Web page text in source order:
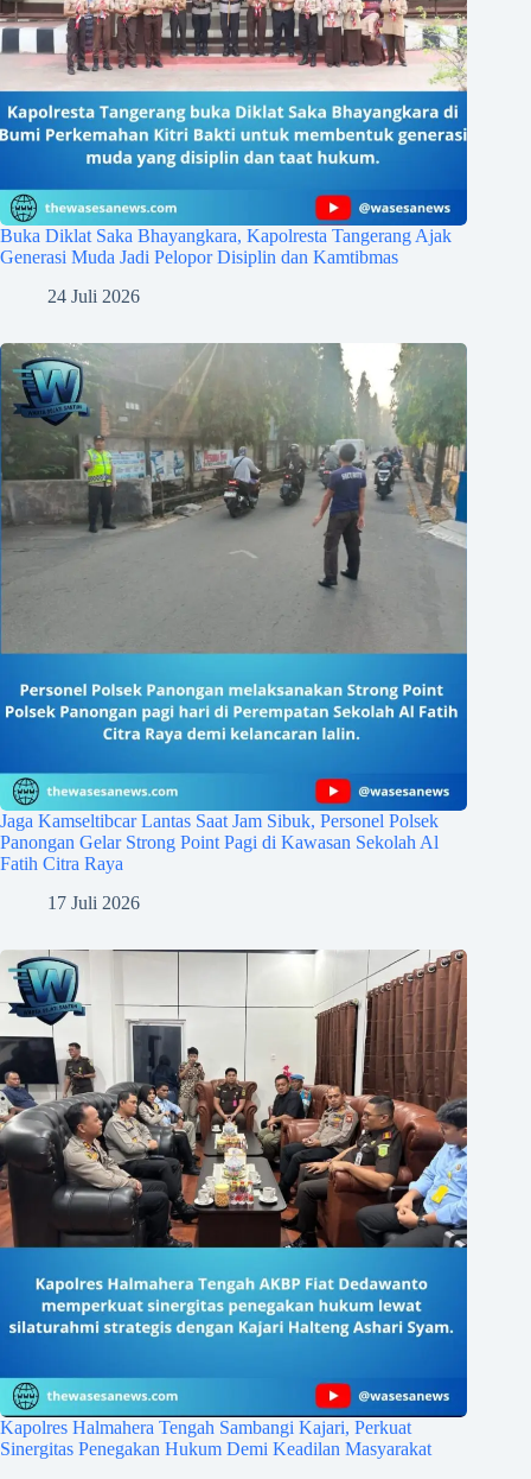
Buka Diklat Saka Bhayangkara, Kapolresta Tangerang Ajak
Generasi Muda Jadi Pelopor Disiplin dan Kamtibmas
24 Juli 2026
Jaga Kamseltibcar Lantas Saat Jam Sibuk, Personel Polsek
Panongan Gelar Strong Point Pagi di Kawasan Sekolah Al
Fatih Citra Raya
17 Juli 2026
Kapolres Halmahera Tengah Sambangi Kajari, Perkuat
Sinergitas Penegakan Hukum Demi Keadilan Masyarakat